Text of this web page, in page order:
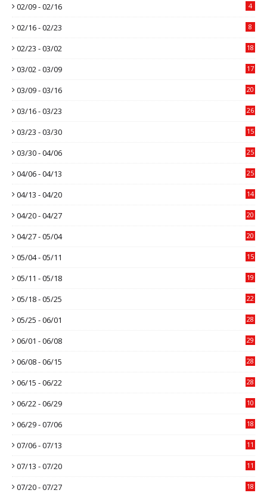
02/09 - 02/16 4
02/16 - 02/23 8
02/23 - 03/02 18
03/02 - 03/09 17
03/09 - 03/16 20
03/16 - 03/23 26
03/23 - 03/30 15
03/30 - 04/06 25
04/06 - 04/13 25
04/13 - 04/20 14
04/20 - 04/27 20
04/27 - 05/04 20
05/04 - 05/11 15
05/11 - 05/18 19
05/18 - 05/25 22
05/25 - 06/01 28
06/01 - 06/08 29
06/08 - 06/15 28
06/15 - 06/22 28
06/22 - 06/29 10
06/29 - 07/06 18
07/06 - 07/13 11
07/13 - 07/20 11
07/20 - 07/27 18